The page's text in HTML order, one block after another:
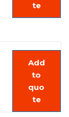
te
Add
to
quo
te